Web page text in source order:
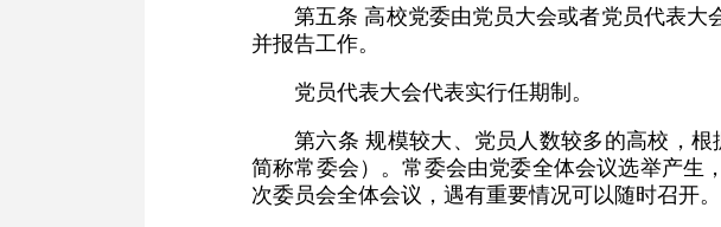
第五条 高校党委由党员大会或者党员代表
并报告工作。
党员代表大会代表实行任期制。
第六条 规模较大、党员人数较多的高校，
简称常委会）。常委会由党委全体会议选举产生
次委员会全体会议，遇有重要情况可以随时召开。